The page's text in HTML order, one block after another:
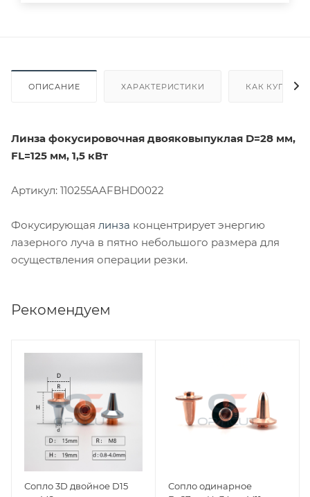
ОПИСАНИЕ ХАРАКТЕРИСТИКИ КАК КУПИТЬ
Линза фокусировочная двояковыпуклая D=28 мм,
FL=125 мм, 1,5 кВт
Артикул: 110255AAFBHD0022
Фокусирующая линза концентрирует энергию
лазерного луча в пятно небольшого размера для
осуществления операции резки.
Рекомендуем
Сопло 3D двойное D15
Сопло одинарное